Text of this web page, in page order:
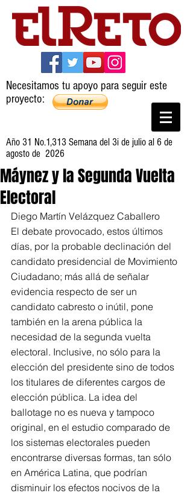
Necesitamos tu apoyo para seguir este
proyecto:
Año 31 No.1,313 Semana del 3i de julio al 6 de
agosto de 2026
Máynez y la Segunda Vuelta
Electoral
Diego Martín Velázquez Caballero
El debate provocado, estos últimos
días, por la probable declinación del
candidato presidencial de Movimiento
Ciudadano; más allá de señalar
evidencia respecto de ser un
candidato cabresto o inútil, pone
también en la arena pública la
necesidad de la segunda vuelta
electoral. Inclusive, no sólo para la
elección del presidente sino de todos
los titulares de diferentes cargos de
elección pública. La idea del
ballotage no es nueva y tampoco
original, en el estudio comparado de
los sistemas electorales pueden
encontrarse diversas formas, tan sólo
en América Latina, que podrían
disminuir los efectos nocivos de la